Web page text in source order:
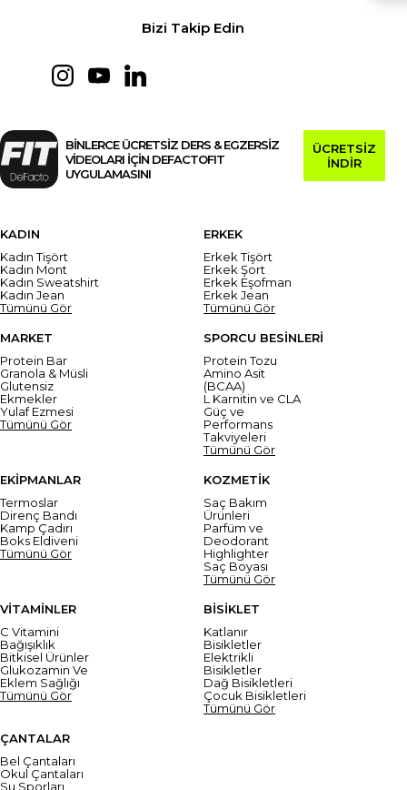
Bizi Takip Edin
BİNLERCE ÜCRETSİZ DERS & EGZERSİZ
VİDEOLARI İÇİN DEFACTOFIT
UYGULAMASINI
ÜCRETSİZ
İNDİR
KADIN
Kadın Tişört
Kadın Mont
Kadın Sweatshirt
Kadın Jean
Tümünü Gör
ERKEK
Erkek Tişört
Erkek Şort
Erkek Eşofman
Erkek Jean
Tümünü Gör
MARKET
Protein Bar
Granola & Müsli
Glutensiz
Ekmekler
Yulaf Ezmesi
Tümünü Gör
SPORCU BESİNLERİ
Protein Tozu
Amino Asit
(BCAA)
L Karnitin ve CLA
Güç ve
Performans
Takviyeleri
Tümünü Gör
EKİPMANLAR
Termoslar
Direnç Bandı
Kamp Çadırı
Boks Eldiveni
Tümünü Gör
KOZMETİK
Saç Bakım
Ürünleri
Parfüm ve
Deodorant
Highlighter
Saç Boyası
Tümünü Gör
VİTAMİNLER
C Vitamini
Bağışıklık
Bitkisel Ürünler
Glukozamin Ve
Eklem Sağlığı
Tümünü Gör
BİSİKLET
Katlanır
Bisikletler
Elektrikli
Bisikletler
Dağ Bisikletleri
Çocuk Bisikletleri
Tümünü Gör
ÇANTALAR
Bel Çantaları
Okul Çantaları
Su Sporları